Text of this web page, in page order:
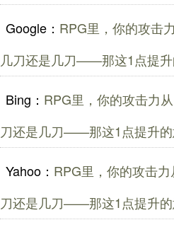
Google： RPG里，你的攻击
几刀还是几刀——那这1点提升
Bing： RPG里，你的攻击力
刀还是几刀——那这1点提升的
Yahoo： RPG里，你的攻击
刀还是几刀——那这1点提升的